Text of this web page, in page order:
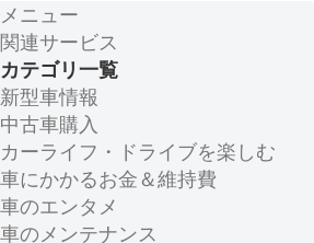
メニュー
関連サービス
カテゴリ一覧
新型車情報
中古車購入
カーライフ・ドライブを楽しむ
車にかかるお金＆維持費
車のエンタメ
車のメンテナンス